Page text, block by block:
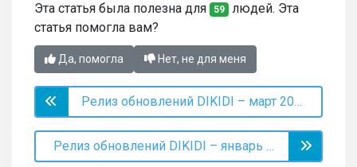
Эта статья была полезна для 59 людей. Эта
статья помогла вам?
Да, помогла Нет, не для меня
Релиз обновлений DIKIDI – март 2023
Релиз обновлений DIKIDI – январь 2023